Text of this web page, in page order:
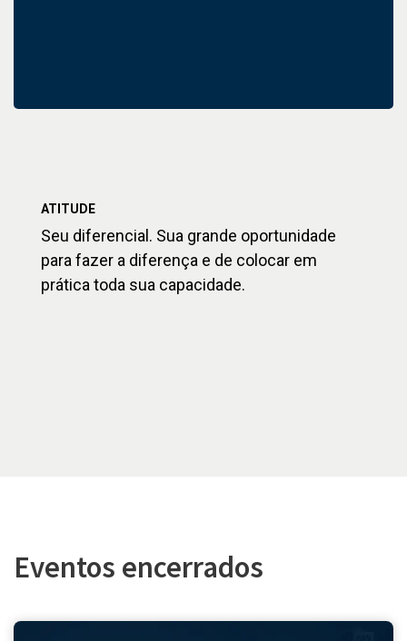
ATITUDE
Seu diferencial. Sua grande oportunidade
para fazer a diferença e de colocar em
prática toda sua capacidade.
Eventos encerrados